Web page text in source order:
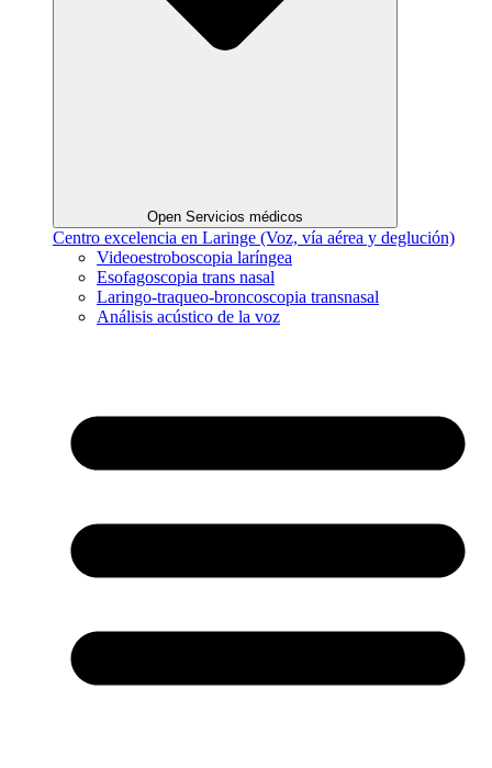
Open Servicios médicos
Centro excelencia en Laringe (Voz, vía aérea y deglución)
Videoestroboscopia laríngea
Esofagoscopia trans nasal
Laringo-traqueo-broncoscopia transnasal
Análisis acústico de la voz